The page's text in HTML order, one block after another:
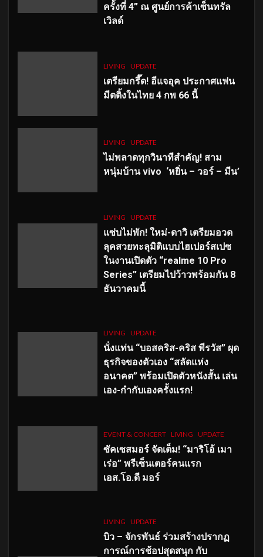
ครั้งที่ 4” ณ ศูนย์การค้าเซ็นทรัล
เวิลด์
LIVING UPDATE
เตรียมกรี๊ด! อีแจอุค ประกาศแฟน
มีตติ้งในไทย 4 กพ 66 นี้
LIVING UPDATE
ไม่พลาดทุกวินาทีสำคัญ! สาม
หนุ่มบ้าน vivo ‘หยิ่น – วอร์ – มีน’
LIVING UPDATE
แซ่บไม่พัก! ใหม่-ดาวิ เตรียมอวด
ลุคสวยทะลุมิติแบบไฮเปอร์สเปซ
ในงานเปิดตัว “realme 10 Pro
Series” เตรียมไปว้าวพร้อมกัน 8
ธันวาคมนี้
LIVING UPDATE
นั่งแท่น “บอสคริส-คริส พีรวัส” ผุด
ธุรกิจของตัวเอง “สลัดแห่ง
อนาคต” พร้อมเปิดตัวหนังสั้น เล่น
เอง-กำกับเองครั้งแรก!
EVENT & CONCERT LIVING UPDATE
ซัคเซสมอร์ จัดเต็ม! “มาริโอ้ เมา
เร่อ” พรีเซ็นเตอร์คนแรก
เอส.โอ.ดี มอร์
LIVING UPDATE
บิว – จักรพันธ์ ร่วมสร้างปรากฏ
การณ์การช้อปสุดสนุก กับ